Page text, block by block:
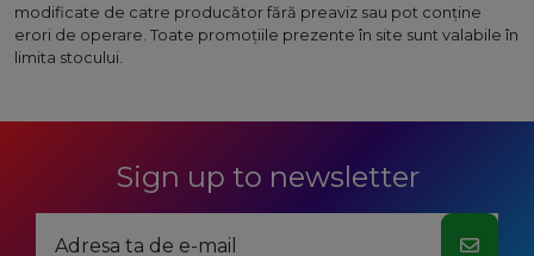
modificate de catre producător fără preaviz sau pot conţine
erori de operare. Toate promoţiile prezente în site sunt valabile în
limita stocului.
Sign up to newsletter